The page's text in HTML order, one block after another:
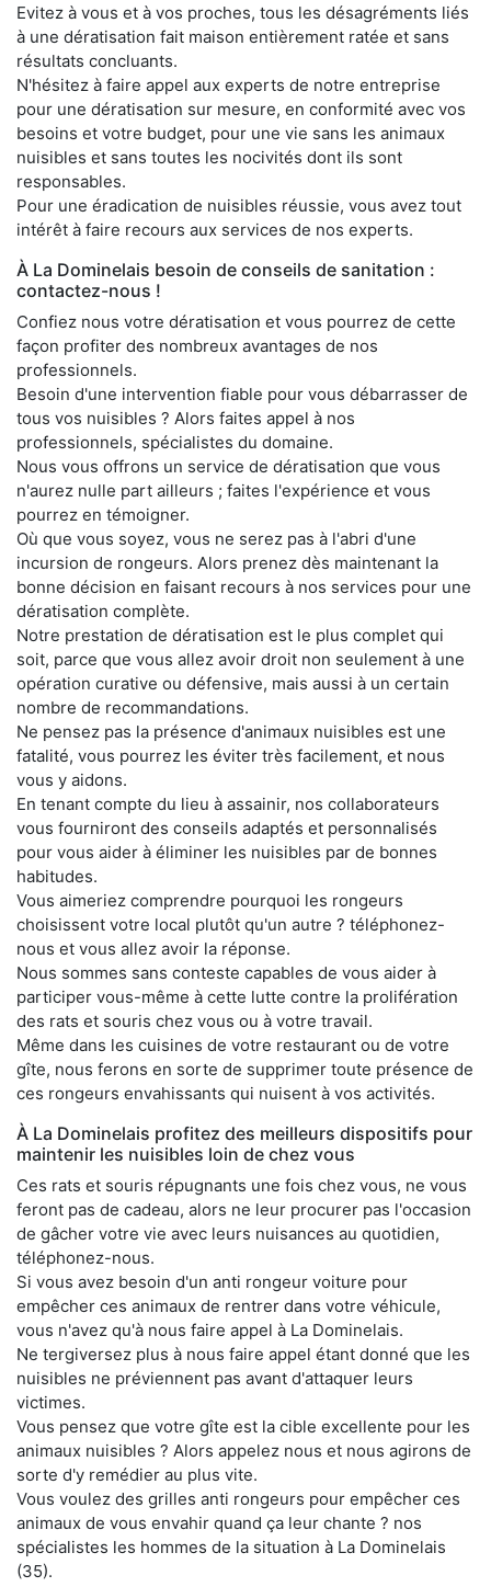
Evitez à vous et à vos proches, tous les désagréments liés
à une dératisation fait maison entièrement ratée et sans
résultats concluants.
N'hésitez à faire appel aux experts de notre entreprise
pour une dératisation sur mesure, en conformité avec vos
besoins et votre budget, pour une vie sans les animaux
nuisibles et sans toutes les nocivités dont ils sont
responsables.
Pour une éradication de nuisibles réussie, vous avez tout
intérêt à faire recours aux services de nos experts.
À La Dominelais besoin de conseils de sanitation :
contactez-nous !
Confiez nous votre dératisation et vous pourrez de cette
façon profiter des nombreux avantages de nos
professionnels.
Besoin d'une intervention fiable pour vous débarrasser de
tous vos nuisibles ? Alors faites appel à nos
professionnels, spécialistes du domaine.
Nous vous offrons un service de dératisation que vous
n'aurez nulle part ailleurs ; faites l'expérience et vous
pourrez en témoigner.
Où que vous soyez, vous ne serez pas à l'abri d'une
incursion de rongeurs. Alors prenez dès maintenant la
bonne décision en faisant recours à nos services pour une
dératisation complète.
Notre prestation de dératisation est le plus complet qui
soit, parce que vous allez avoir droit non seulement à une
opération curative ou défensive, mais aussi à un certain
nombre de recommandations.
Ne pensez pas la présence d'animaux nuisibles est une
fatalité, vous pourrez les éviter très facilement, et nous
vous y aidons.
En tenant compte du lieu à assainir, nos collaborateurs
vous fourniront des conseils adaptés et personnalisés
pour vous aider à éliminer les nuisibles par de bonnes
habitudes.
Vous aimeriez comprendre pourquoi les rongeurs
choisissent votre local plutôt qu'un autre ? téléphonez-
nous et vous allez avoir la réponse.
Nous sommes sans conteste capables de vous aider à
participer vous-même à cette lutte contre la prolifération
des rats et souris chez vous ou à votre travail.
Même dans les cuisines de votre restaurant ou de votre
gîte, nous ferons en sorte de supprimer toute présence de
ces rongeurs envahissants qui nuisent à vos activités.
À La Dominelais profitez des meilleurs dispositifs pour
maintenir les nuisibles loin de chez vous
Ces rats et souris répugnants une fois chez vous, ne vous
feront pas de cadeau, alors ne leur procurer pas l'occasion
de gâcher votre vie avec leurs nuisances au quotidien,
téléphonez-nous.
Si vous avez besoin d'un anti rongeur voiture pour
empêcher ces animaux de rentrer dans votre véhicule,
vous n'avez qu'à nous faire appel à La Dominelais.
Ne tergiversez plus à nous faire appel étant donné que les
nuisibles ne préviennent pas avant d'attaquer leurs
victimes.
Vous pensez que votre gîte est la cible excellente pour les
animaux nuisibles ? Alors appelez nous et nous agirons de
sorte d'y remédier au plus vite.
Vous voulez des grilles anti rongeurs pour empêcher ces
animaux de vous envahir quand ça leur chante ? nos
spécialistes les hommes de la situation à La Dominelais
(35).